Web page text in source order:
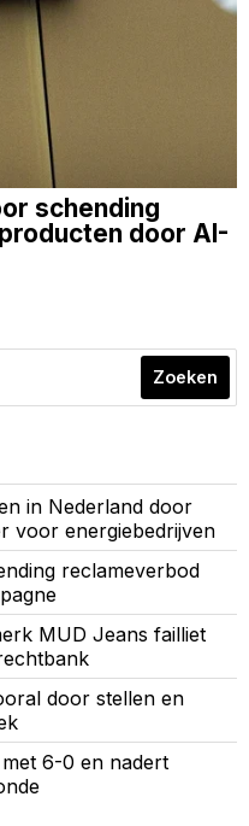
schending
door AI-
Zoeken
in Nederland door
voor energiebedrijven
reclameverbod
MUD Jeans failliet
door stellen en
6-0 en nadert